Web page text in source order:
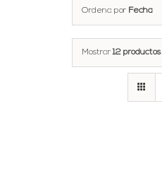
Ordena por Fecha
Mostrar12 productos